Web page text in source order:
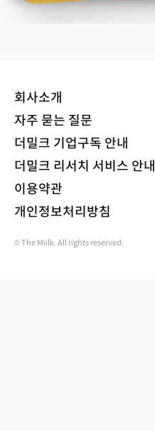
회사소개
자주 묻는 질문
더밀크 기업구독 안내
더밀크 리서치 서비스 안내
이용약관
개인정보처리방침
© The Miilk. All rights reserved.